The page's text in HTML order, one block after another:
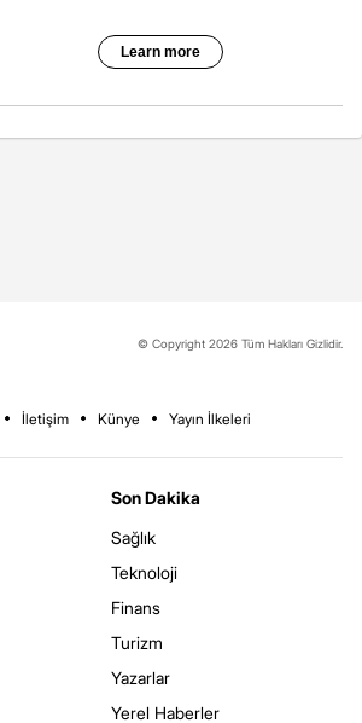
© Copyright 2026 Tüm Hakları Gizlidir.
İletişim Künye Yayın İlkeleri
Son Dakika
Sağlık
Teknoloji
Finans
Turizm
Yazarlar
Yerel Haberler